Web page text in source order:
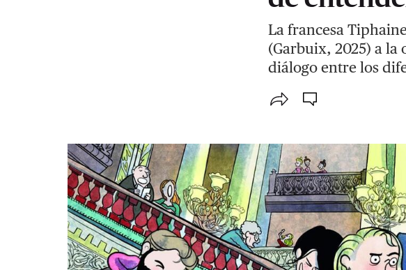
La francesa
(Garbuix, 2025) a
diálogo entre los